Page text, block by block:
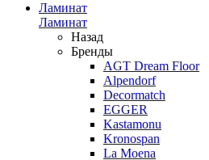
Ламинат
Ламинат
Назад
Бренды
AGT Dream Floor
Alpendorf
Decormatch
EGGER
Kastamonu
Kronospan
La Moena